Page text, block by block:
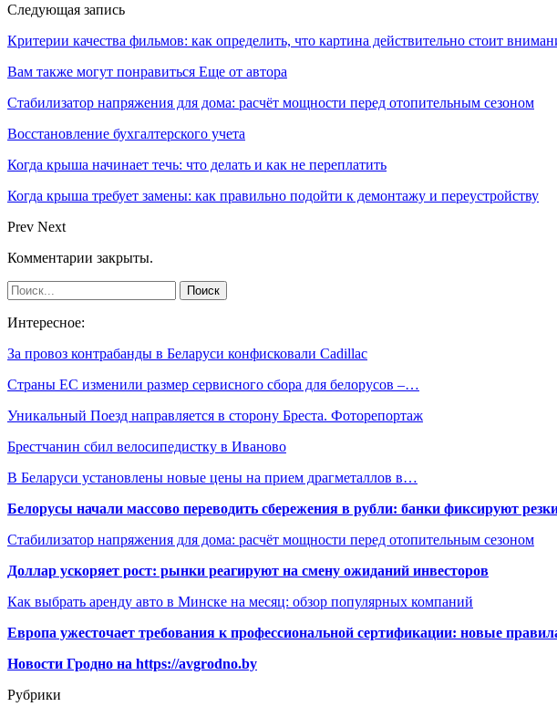
Следующая запись
Критерии качества фильмов: как определить, что картина действительно стоит
Вам также могут понравиться Еще от автора
Стабилизатор напряжения для дома: расчёт мощности перед отопительным сезоном
Восстановление бухгалтерского учета
Когда крыша начинает течь: что делать и как не переплатить
Когда крыша требует замены: как правильно подойти к демонтажу и переустройству
Prev Next
Комментарии закрыты.
Интересное:
За провоз контрабанды в Беларуси конфисковали Cadillac
Страны ЕС изменили размер сервисного сбора для белорусов –…
Уникальный Поезд направляется в сторону Бреста. Фоторепортаж
Брестчанин сбил велосипедистку в Иваново
В Беларуси установлены новые цены на прием драгметаллов в…
Белорусы начали массово переводить сбережения в рубли: банки фиксируют
Стабилизатор напряжения для дома: расчёт мощности перед отопительным сезоном
Доллар ускоряет рост: рынки реагируют на смену ожиданий инвесторов
Как выбрать аренду авто в Минске на месяц: обзор популярных компаний
Европа ужесточает требования к профессиональной сертификации: новые
Новости Гродно на https://avgrodno.by
Рубрики